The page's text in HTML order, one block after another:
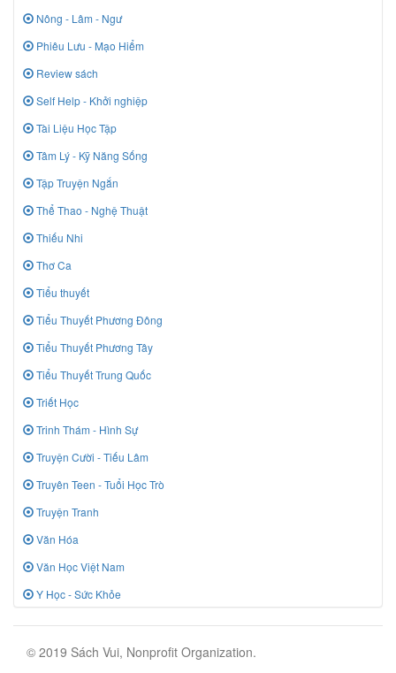
Nông - Lâm - Ngư
Phiêu Lưu - Mạo Hiểm
Review sách
Self Help - Khởi nghiệp
Tài Liệu Học Tập
Tâm Lý - Kỹ Năng Sống
Tập Truyện Ngắn
Thể Thao - Nghệ Thuật
Thiếu Nhi
Thơ Ca
Tiểu thuyết
Tiểu Thuyết Phương Đông
Tiểu Thuyết Phương Tây
Tiểu Thuyết Trung Quốc
Triết Học
Trinh Thám - Hình Sự
Truyện Cười - Tiếu Lâm
Truyên Teen - Tuổi Học Trò
Truyện Tranh
Văn Hóa
Văn Học Việt Nam
Y Học - Sức Khỏe
© 2019 Sách Vui, Nonprofit Organization.